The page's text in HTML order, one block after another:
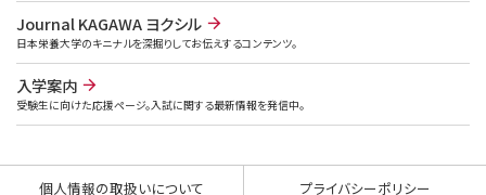
Journal KAGAWA ヨクシル
日本栄養大学のキニナルを深掘りしてお伝えするコンテンツ。
入学案内
受験生に向けた応援ページ。入試に関する最新情報を発信中。
個人情報の取扱いについて プライバシーポリシー